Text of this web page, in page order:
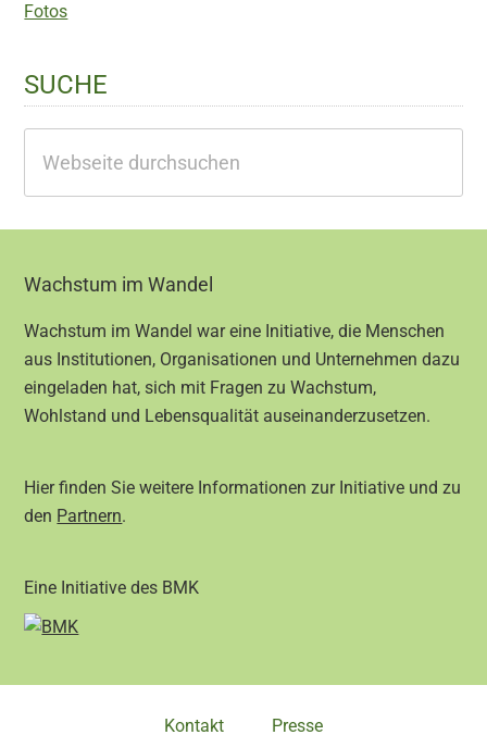
Fotos
SUCHE
durchsuchen
Footer
Wachstum im Wandel
Wachstum im Wandel war eine Initiative, die Menschen
aus Institutionen, Organisationen und Unternehmen dazu
eingeladen hat, sich mit Fragen zu Wachstum,
Wohlstand und Lebensqualität auseinanderzusetzen.
Hier finden Sie weitere Informationen zur Initiative und zu
den Partnern.
Eine Initiative des BMK
Kontakt Presse